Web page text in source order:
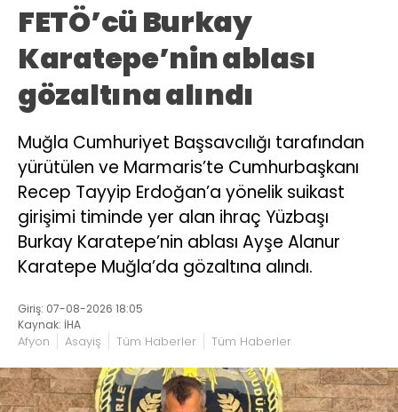
FETÖ’cü Burkay
Karatepe’nin ablası
gözaltına alındı
Muğla Cumhuriyet Başsavcılığı tarafından
yürütülen ve Marmaris’te Cumhurbaşkanı
Recep Tayyip Erdoğan’a yönelik suikast
girişimi timinde yer alan ihraç Yüzbaşı
Burkay Karatepe’nin ablası Ayşe Alanur
Karatepe Muğla’da gözaltına alındı.
Giriş: 07-08-2026 18:05
Kaynak: İHA
Afyon Asayiş Tüm Haberler Tüm Haberler